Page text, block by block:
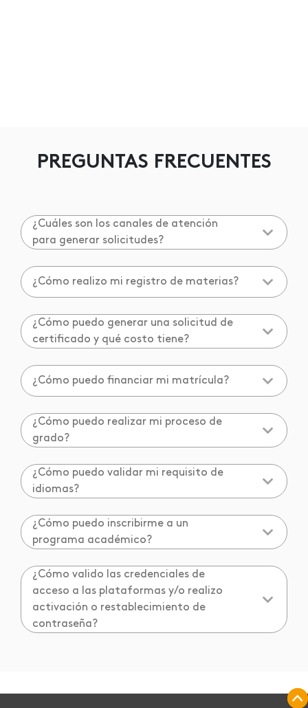
PREGUNTAS FRECUENTES
¿Cuáles son los canales de atención
para generar solicitudes?
¿Cómo realizo mi registro de materias?
¿Cómo puedo generar una solicitud de
certificado y qué costo tiene?
¿Cómo puedo financiar mi matrícula?
¿Cómo puedo realizar mi proceso de
grado?
¿Cómo puedo validar mi requisito de
idiomas?
¿Cómo puedo inscribirme a un
programa académico?
¿Cómo valido las credenciales de
acceso a las plataformas y/o realizo
activación o restablecimiento de
contraseña?